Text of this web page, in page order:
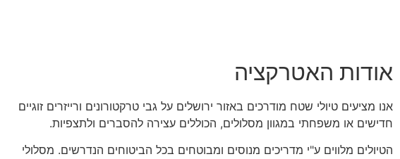
אודות האטרקציה
אנו מציעים טיולי שטח מודרכים באזור ירושלים על גבי טרקטורונים ורייזרים זוגיים
חדישים או משפחתי במגוון מסלולים, הכוללים עצירה להסברים ולתצפיות.
הטיולים מלווים ע"י מדריכים מנוסים ומבוטחים בכל הביטוחים הנדרשים. מסלולי